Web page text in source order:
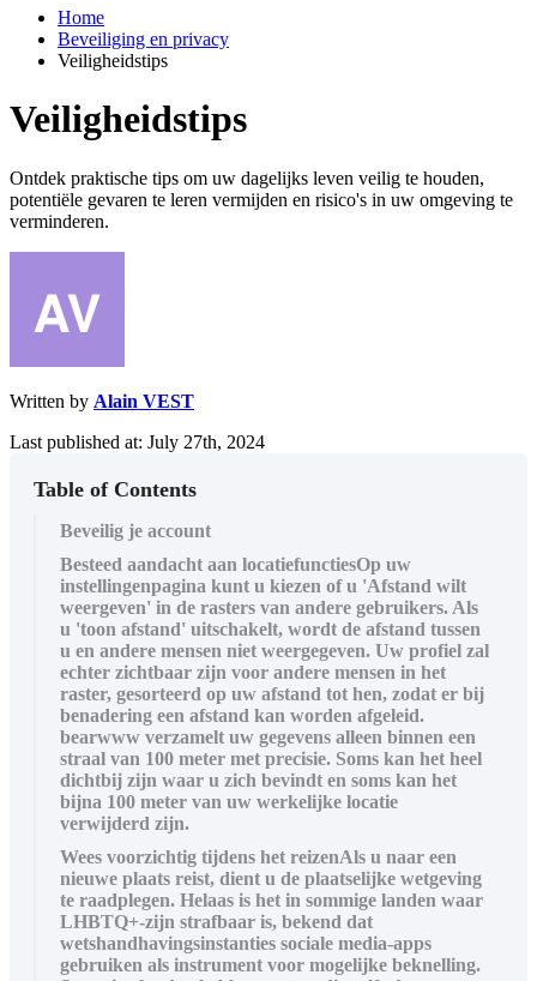
Home
Beveiliging en privacy
Veiligheidstips
Veiligheidstips
Ontdek praktische tips om uw dagelijks leven veilig te houden,
potentiële gevaren te leren vermijden en risico's in uw omgeving te
verminderen.
Written by Alain VEST
Last published at: July 27th, 2024
Table of Contents
Beveilig je account
Besteed aandacht aan locatiefunctiesOp uw
instellingenpagina kunt u kiezen of u 'Afstand wilt
weergeven' in de rasters van andere gebruikers. Als
u 'toon afstand' uitschakelt, wordt de afstand tussen
u en andere mensen niet weergegeven. Uw profiel zal
echter zichtbaar zijn voor andere mensen in het
raster, gesorteerd op uw afstand tot hen, zodat er bij
benadering een afstand kan worden afgeleid.
bearwww verzamelt uw gegevens alleen binnen een
straal van 100 meter met precisie. Soms kan het heel
dichtbij zijn waar u zich bevindt en soms kan het
bijna 100 meter van uw werkelijke locatie
verwijderd zijn.
Wees voorzichtig tijdens het reizenAls u naar een
nieuwe plaats reist, dient u de plaatselijke wetgeving
te raadplegen. Helaas is het in sommige landen waar
LHBTQ+-zijn strafbaar is, bekend dat
wetshandhavingsinstanties sociale media-apps
gebruiken als instrument voor mogelijke beknelling.